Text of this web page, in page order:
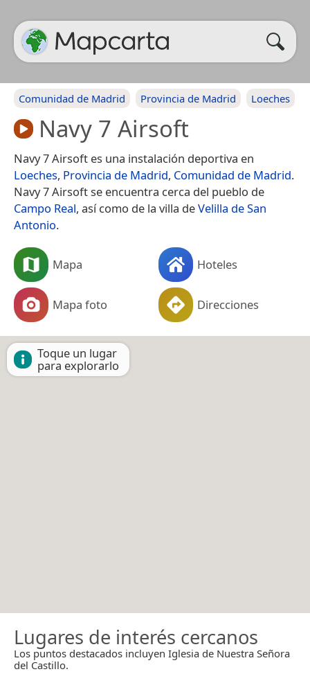
Comunidad de Madrid Provincia de Madrid Loeches
Navy 7 Airsoft
Navy 7 Airsoft es una instalación deportiva en
Loeches, Provincia de Madrid, Comunidad de Madrid.
Navy 7 Airsoft se encuentra cerca del pueblo de
Campo Real, así como de la villa deVelilla de San
Antonio.
Mapa Hoteles
Mapa foto Direcciones
Toque un lugar
para explorarlo
Lugares de interés cercanos
Los puntos destacados incluyen Iglesia de Nuestra Señora
del Castillo.